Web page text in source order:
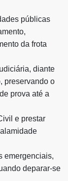
públicas
da frota
diante
preservando o
prova até a
e prestar
emergenciais,
deparar-se